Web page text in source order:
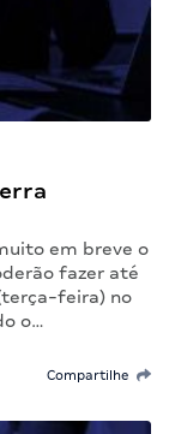
em breve o
fazer até
feira) no
o…
Compartilhe